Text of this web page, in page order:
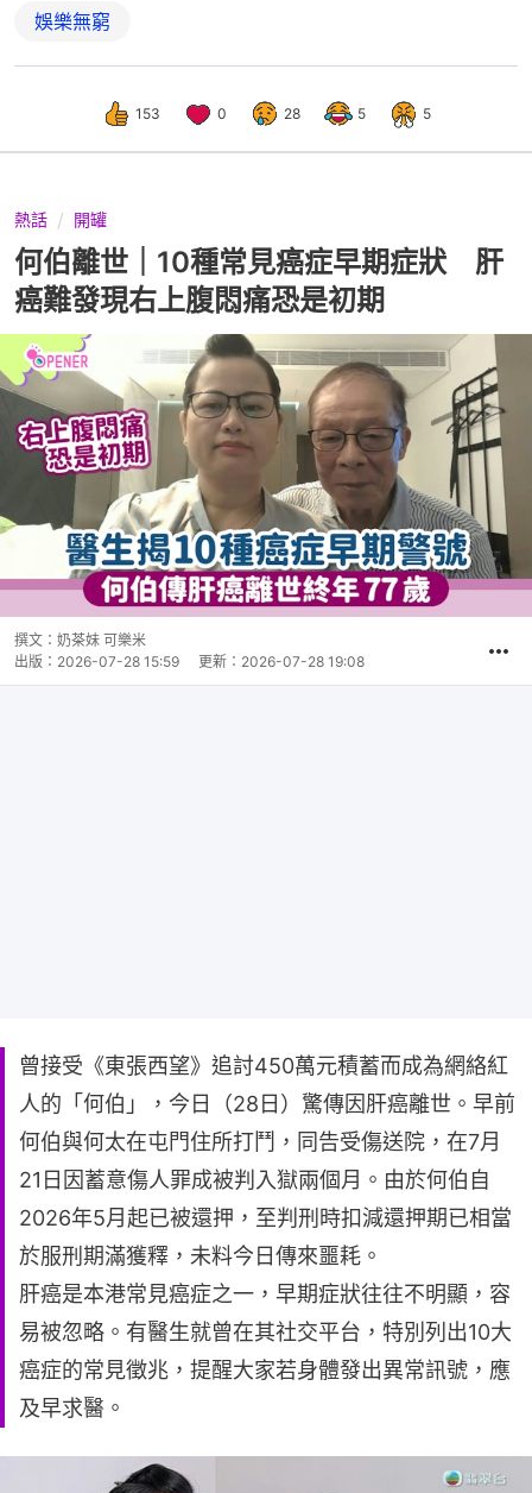
娛樂無窮
153 0 28 5 5
熱話 開罐
何伯離世｜10種常見癌症早期症狀 肝
癌難發現右上腹悶痛恐是初期
撰文： 奶茶妹 可樂米
出版： 2026-07-28 15:59 更新： 2026-07-28 19:08
曾接受《東張西望》追討450萬元積蓄而成為網絡紅
人的「何伯」，今日（28日）驚傳因肝癌離世。早前
何伯與何太在屯門住所打鬥，同告受傷送院，在7月
21日因蓄意傷人罪成被判入獄兩個月。由於何伯自
2026年5月起已被還押，至判刑時扣減還押期已相當
於服刑期滿獲釋，未料今日傳來噩耗。
肝癌是本港常見癌症之一，早期症狀往往不明顯，容
易被忽略。有醫生就曾在其社交平台，特別列出10大
癌症的常見徵兆，提醒大家若身體發出異常訊號，應
及早求醫。